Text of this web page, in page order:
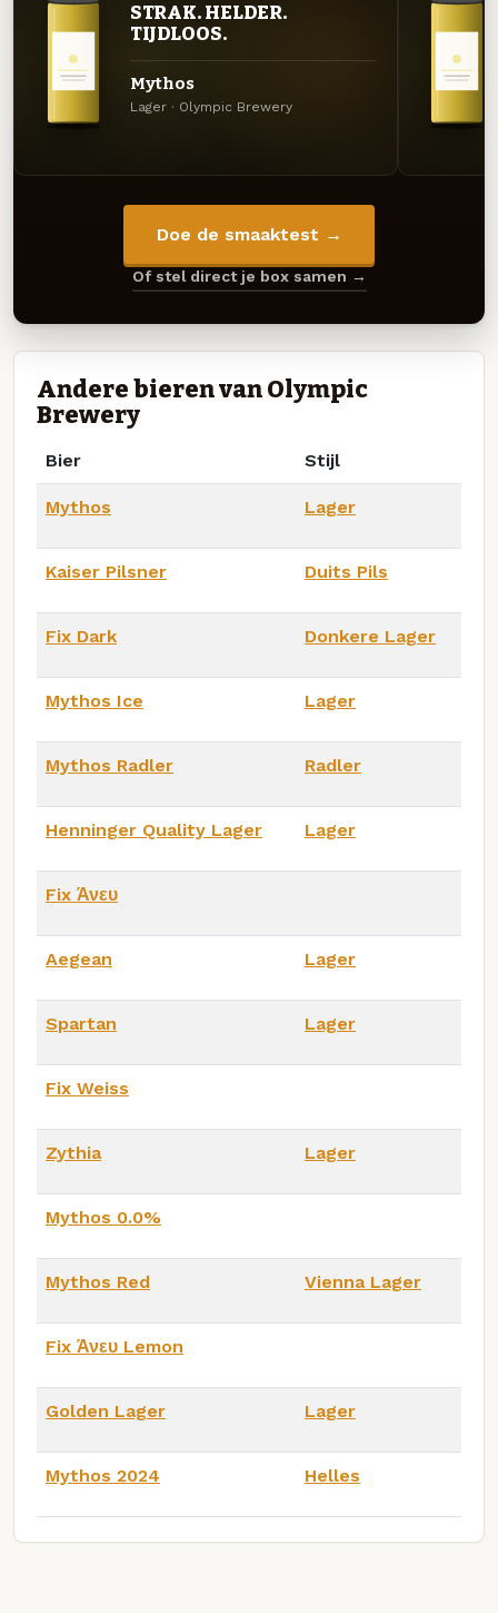
STRAK. HELDER.
TIJDLOOS.
Mythos
Lager · Olympic Brewery
Doe de smaaktest →
Of stel direct je box samen →
Andere bieren van Olympic
Brewery
Bier Stijl
Mythos Lager
Kaiser Pilsner Duits Pils
Fix Dark Donkere Lager
Mythos Ice Lager
Mythos Radler Radler
Henninger Quality Lager Lager
Fix Άνευ
Aegean Lager
Spartan Lager
Fix Weiss
Zythia Lager
Mythos 0.0%
Mythos Red Vienna Lager
Fix Άνευ Lemon
Golden Lager Lager
Mythos 2024 Helles